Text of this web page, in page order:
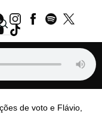
de voto e Flávio,